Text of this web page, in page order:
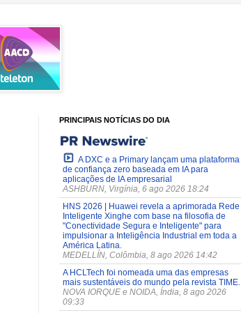
PRINCIPAIS NOTÍCIAS DO DIA
A DXC e a Primary lançam uma plataforma
de confiança zero baseada em IA para
aplicações de IA empresarial
ASHBURN, Virgínia, 6 ago 2026 18:24
HNS 2026 | Huawei revela a aprimorada Rede
Inteligente Xinghe com base na filosofia de
"Conectividade Segura e Inteligente" para
impulsionar a Inteligência Industrial em toda a
América Latina.
MEDELLÍN, Colômbia, 8 ago 2026 14:42
A HCLTech foi nomeada uma das empresas
mais sustentáveis do mundo pela revista TIME.
NOVA IORQUE e NOIDA, Índia, 8 ago 2026
09:33